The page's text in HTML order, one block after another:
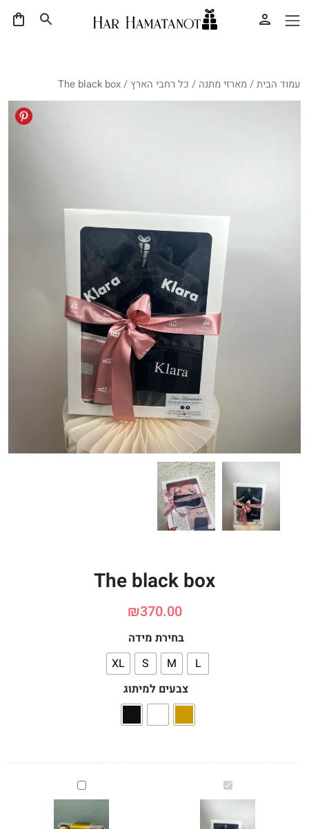
עמוד הבית/מארזי מתנה / כל רחבי הארץ/ The black box
The black box
₪370.00
בחירת מידה
L
M
S
XL
צבעים למיתוג
The
black
בונביירת
פררו